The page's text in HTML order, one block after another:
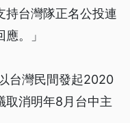
持台灣隊正名公投連
。」
台灣民間發起2020
取消明年8月台中主